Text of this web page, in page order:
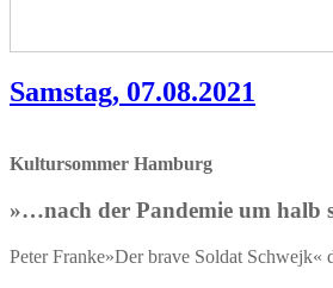
Samstag, 07.08.2021
Kultursommer Hamburg
»…nach der Pandemie um halb
Peter Franke»Der brave Soldat Schwejk«